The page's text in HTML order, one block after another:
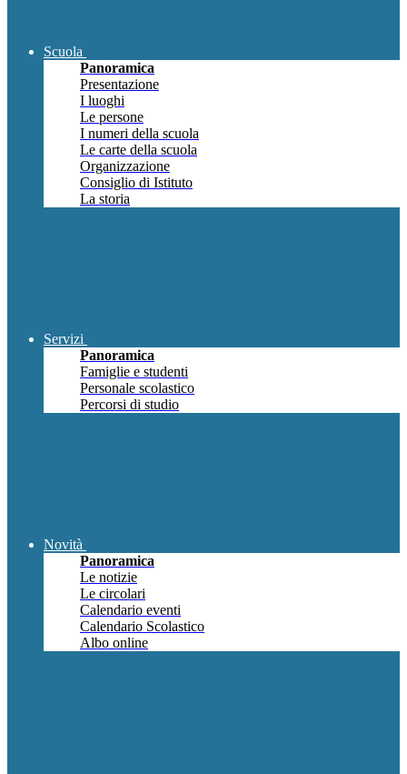
Scuola
Panoramica
Presentazione
I luoghi
Le persone
I numeri della scuola
Le carte della scuola
Organizzazione
Consiglio di Istituto
La storia
Servizi
Panoramica
Famiglie e studenti
Personale scolastico
Percorsi di studio
Novità
Panoramica
Le notizie
Le circolari
Calendario eventi
Calendario Scolastico
Albo online